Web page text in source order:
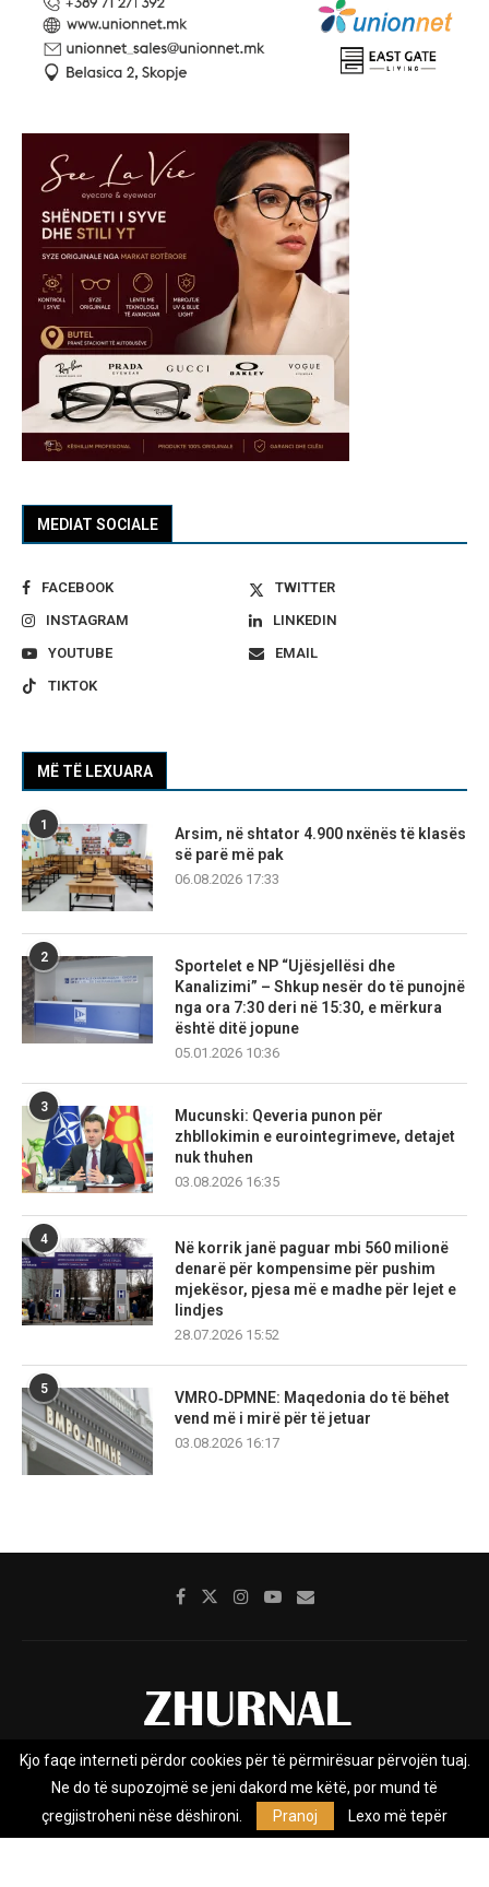
MEDIAT SOCIALE
FACEBOOK
TWITTER
INSTAGRAM
LINKEDIN
YOUTUBE
EMAIL
TIKTOK
MË TË LEXUARA
1
Arsim, në shtator 4.900 nxënës të klasës
së parë më pak
06.08.2026 17:33
2
Sportelet e NP “Ujësjellësi dhe
Kanalizimi” – Shkup nesër do të punojnë
nga ora 7:30 deri në 15:30, e mërkura
është ditë jopune
05.01.2026 10:36
3
Mucunski: Qeveria punon për
zhbllokimin e eurointegrimeve, detajet
nuk thuhen
03.08.2026 16:35
4
Në korrik janë paguar mbi 560 milionë
denarë për kompensime për pushim
mjekësor, pjesa më e madhe për lejet e
lindjes
28.07.2026 15:52
5
VMRO‑DPMNE: Maqedonia do të bëhet
vend më i mirë për të jetuar
03.08.2026 16:17
Rreth nesh Impresumi Marketing
Kontakt
Privacy Policy
Zhurnal.mk është Agjenci e Lajmeve e pavarur, e themeluar në vitin
Kjo faqe interneti përdor cookies për të përmirësuar përvojën tuaj.
Ne do të supozojmë se jeni dakord me këtë, por mund të
çregjistroheni nëse dëshironi.
Pranoj Lexo më tepër